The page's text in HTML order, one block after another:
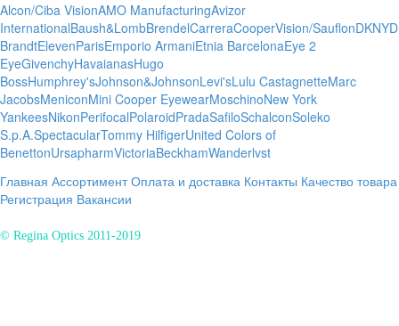
Alcon/Ciba VisionAMO ManufacturingAvizor
InternationalBaush&LombBrendelCarreraCooperVision/SauflonDKNY
BrandtElevenParisEmporio ArmaniEtnia BarcelonaEye 2
EyeGivenchyHavaianasHugo
BossHumphrey'sJohnson&JohnsonLevi'sLulu CastagnetteMarc
JacobsMeniconMini Cooper EyewearMoschinoNew York
YankeesNikonPerifocalPolaroidPradaSafiloSchalconSoleko
S.p.A.SpectacularTommy HilfigerUnited Colors of
BenettonUrsapharmVictoriaBeckhamWanderlvst
Главная Ассортимент Оплата и доставка Контакты Качество товара
Регистрация Вакансии
© Regina Optics 2011-2019